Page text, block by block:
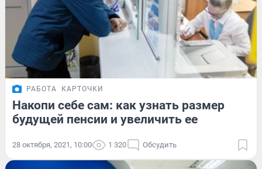
РАБОТА КАРТОЧКИ
Накопи себе сам: как узнать размер
будущей пенсии и увеличить ее
28 октября, 2021, 10:00 1 320 Обсудить